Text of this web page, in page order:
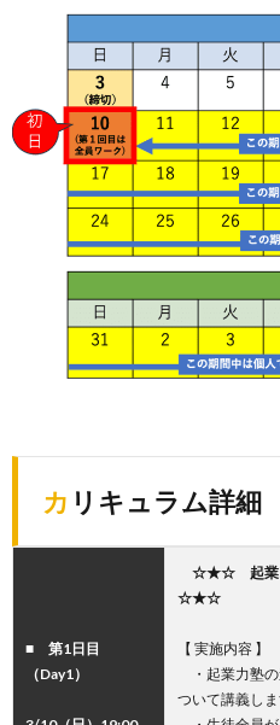
カリキュラム詳細
■ 第1日目
（Day1）
☆★☆ 起業ア
☆★☆
【 実施内容 】
・起業力塾の
ついて講義しま